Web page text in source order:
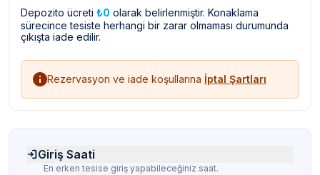
Depozito ücreti ₺0 olarak belirlenmiştir. Konaklama
sürecince tesiste herhangi bir zarar olmaması durumunda
çıkışta iade edilir.
Rezervasyon ve iade koşullarına İptal Şartları
Giriş Saati
En erken tesise giriş yapabileceğiniz saat.